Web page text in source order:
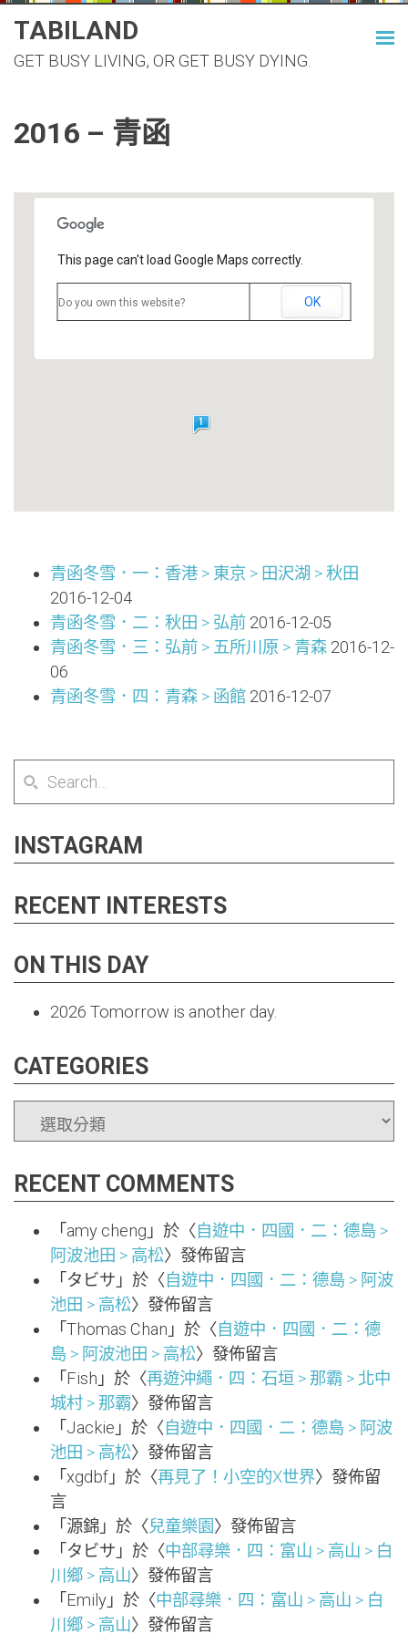
content
TABILAND
GET BUSY LIVING, OR GET BUSY DYING.
2016 – 青函
This page can't load Google Maps correctly.
Do you own this website? OK
青函冬雪．一：香港 > 東京 > 田沢湖 > 秋田
2016-12-04
青函冬雪．二：秋田 > 弘前 2016-12-05
青函冬雪．三：弘前 > 五所川原 > 青森 2016-12-
06
青函冬雪．四：青森 > 函館 2016-12-07
INSTAGRAM
RECENT INTERESTS
ON THIS DAY
2026 Tomorrow is another day.
CATEGORIES
RECENT COMMENTS
「amy cheng 」於〈自遊中．四國．二：德島 >
阿波池田 > 高松〉發佈留言
「タビサ 」於〈自遊中．四國．二：德島 > 阿波
池田 > 高松〉發佈留言
「Thomas Chan 」於〈自遊中．四國．二：德
島 > 阿波池田 > 高松〉發佈留言
「Fish 」於〈再遊沖繩．四：石垣 > 那霸 > 北中
城村 > 那霸〉發佈留言
「Jackie 」於〈自遊中．四國．二：德島 > 阿波
池田 > 高松〉發佈留言
「xgdbf 」於〈再見了！小空的X世界〉發佈留
言
「源錦 」於〈兒童樂園〉發佈留言
「タビサ 」於〈中部尋樂．四：富山 > 高山 > 白
川鄉 > 高山〉發佈留言
「Emily 」於〈中部尋樂．四：富山 > 高山 > 白
川鄉 > 高山〉發佈留言